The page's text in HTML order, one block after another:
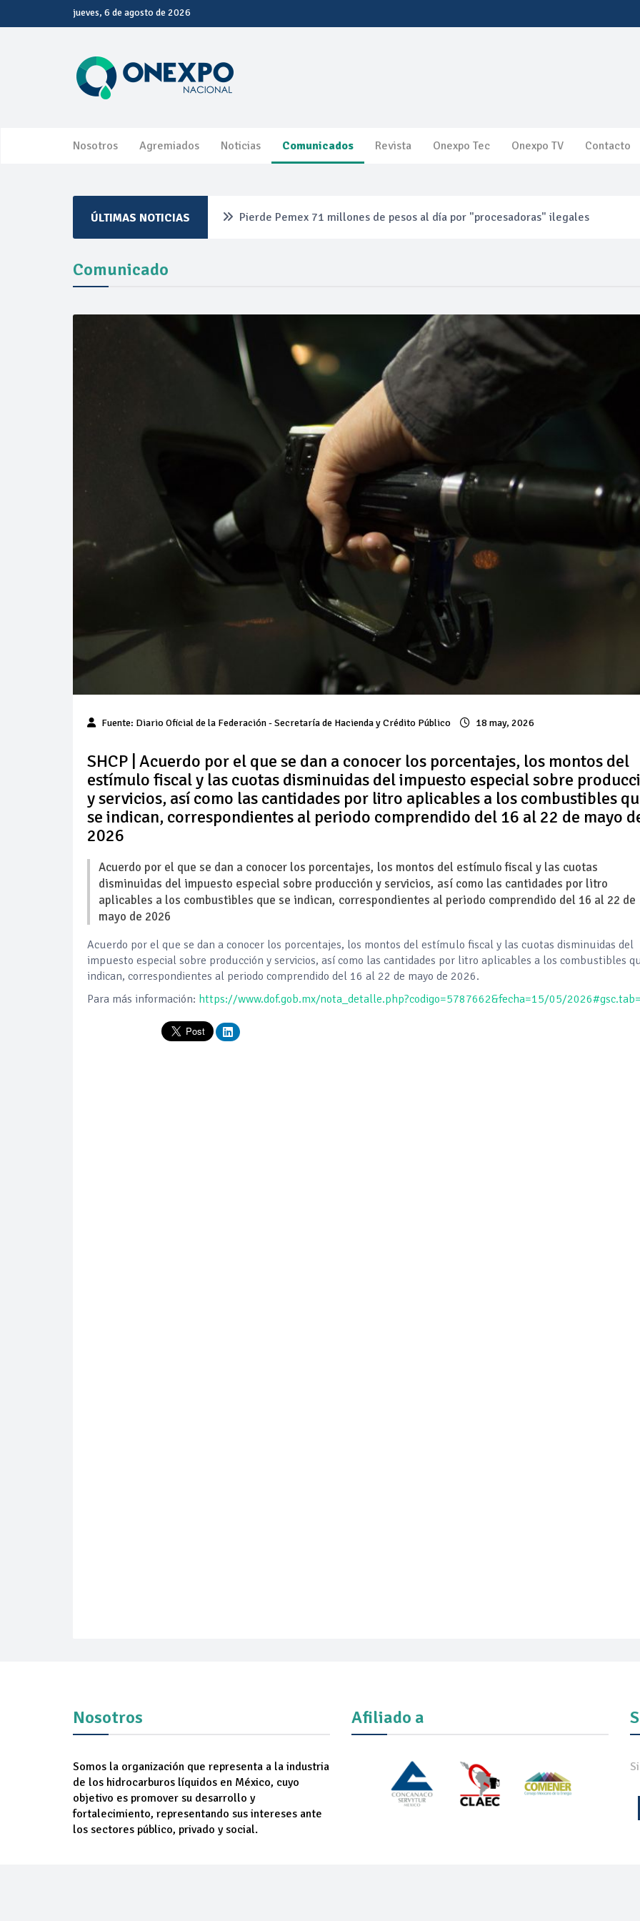
jueves, 6 de agosto de 2026
Nosotros Agremiados Noticias Comunicados Revista Onexpo Tec Onexpo TV Contacto
ÚLTIMAS NOTICIAS Pierde Pemex 71 millones de pesos al día por "procesadoras" ilegales
Precio del diésel comprime el margen de las gasolineras: se espera
Baja 5% más el precio internacional del crudo por posible acuerdo de paz
Aumentan 83% ventas de diésel Pemex: PetroIntelligence
Aumenta la producción de hidrocarburos de Pemex; aún está lejos de la meta
Bajan precios del crudo 4% por la distensión política en Medio Oriente
Así comienza un nuevo mes para los combustibles
Cautela en el mercado por conversaciones Irán-Omán mantienen precios al alza
Comunicado
Fuente: Diario Oficial de la Federación - Secretaría de Hacienda y Crédito Público 18 may, 2026
SHCP | Acuerdo por el que se dan a conocer los porcentajes, los montos del
estímulo fiscal y las cuotas disminuidas del impuesto especial sobre
y servicios, así como las cantidades por litro aplicables a los combustibles
se indican, correspondientes al periodo comprendido del 16 al 22 de mayo
2026
Acuerdo por el que se dan a conocer los porcentajes, los montos del estímulo fiscal y las cuotas
disminuidas del impuesto especial sobre producción y servicios, así como las cantidades por litro
aplicables a los combustibles que se indican, correspondientes al periodo comprendido del 16 al 22 de
mayo de 2026
Acuerdo por el que se dan a conocer los porcentajes, los montos del estímulo fiscal y las cuotas disminuidas del
impuesto especial sobre producción y servicios, así como las cantidades por litro aplicables a los combustibles
indican, correspondientes al periodo comprendido del 16 al 22 de mayo de 2026.
Para más información: https://www.dof.gob.mx/nota_detalle.php?codigo=5787662&fecha=15/05/
Nosotros
Somos la organización que representa a la industria
de los hidrocarburos líquidos en México, cuyo
objetivo es promover su desarrollo y
fortalecimiento, representando sus intereses ante
los sectores público, privado y social.
Afiliado a